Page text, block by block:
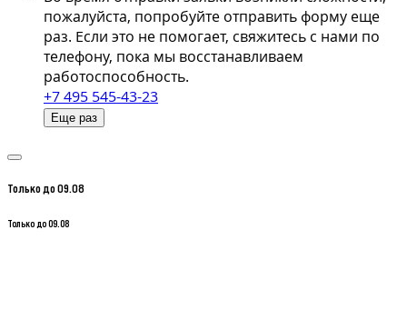
пожалуйста, попробуйте отправить форму еще
раз. Если это не помогает, свяжитесь с нами по
телефону, пока мы восстанавливаем
работоспособность.
+7 495 545-43-23
Еще раз
Только до 09.08
Только до 09.08